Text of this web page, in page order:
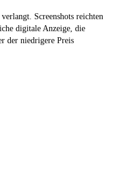
Screenshots reichten
digitale Anzeige, die
der niedrigere Preis